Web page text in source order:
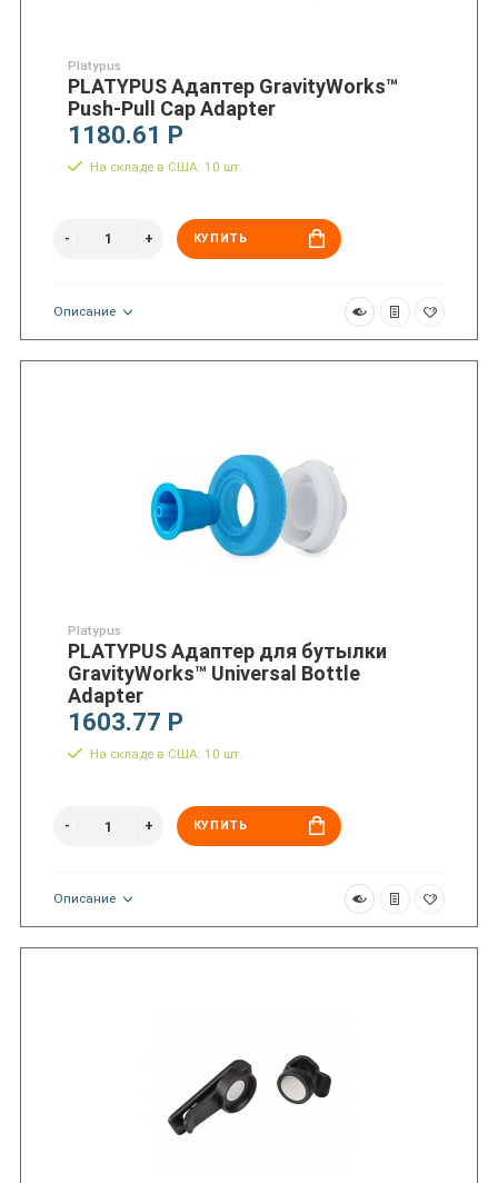
Platypus
PLATYPUS Адаптер GravityWorks™
Push-Pull Cap Adapter
1180.61 Р
На складе в США: 10 шт.
КУПИТЬ
Описание
Platypus
PLATYPUS Адаптер для бутылки
GravityWorks™ Universal Bottle
Adapter
1603.77 Р
На складе в США: 10 шт.
КУПИТЬ
Описание